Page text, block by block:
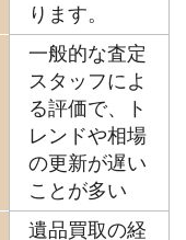
ります。
一般的な査定
スタッフによ
る評価で、ト
レンドや相場
の更新が遅い
ことが多い
遺品買取の経